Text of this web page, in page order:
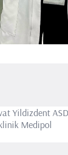
Yildizdent
Medipol